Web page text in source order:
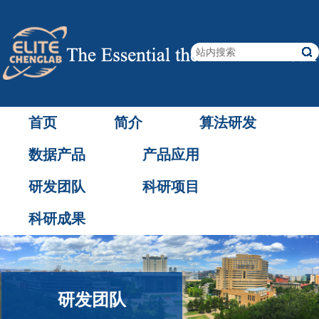
首页 简介 算法研发
数据产品 产品应用
研发团队 科研项目
科研成果
研发团队